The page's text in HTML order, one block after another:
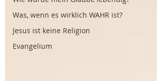
Was, wenn es wirklich WAHR ist?
Jesus ist keine Religion
Evangelium